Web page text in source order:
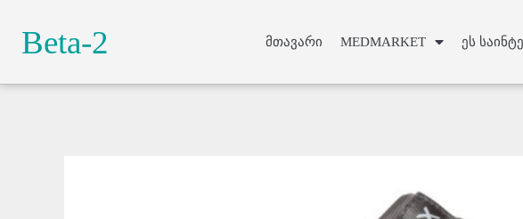
Beta-2 მთავარი MEDMARKET ეს
Lorem ipsum dolor sit amet,